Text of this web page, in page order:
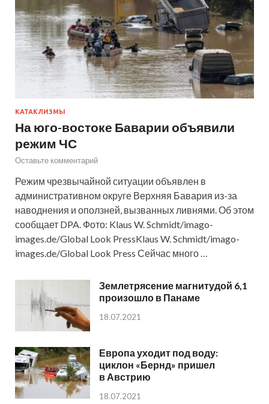
КАТАКЛИЗМЫ
На юго-востоке Баварии объявили
режим ЧС
Оставьте комментарий
Режим чрезвычайной ситуации объявлен в
административном округе Верхняя Бавария из-за
наводнения и оползней, вызванных ливнями. Об этом
сообщает DPA. Фото: Klaus W. Schmidt/imago-
images.de/Global Look PressKlaus W. Schmidt/imago-
images.de/Global Look Press Сейчас много …
Землетрясение магнитудой 6,1
произошло в Панаме
18.07.2021
Европа уходит под воду:
циклон «Бернд» пришел
в Австрию
18.07.2021